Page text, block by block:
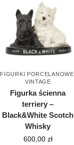
FIGURKI PORCELANOWE
VINTAGE
Figurka ścienna
terriery –
Black&White Scotch
Whisky
600,00 zł